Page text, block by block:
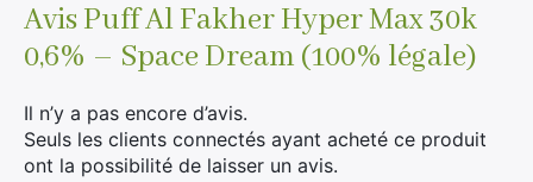
AvisPuff Al Fakher Hyper Max 30k
0,6% – Space Dream (100% légale)
Il n’y a pas encore d’avis.
Seuls les clients connectés ayant acheté ce produit
ont la possibilité de laisser un avis.